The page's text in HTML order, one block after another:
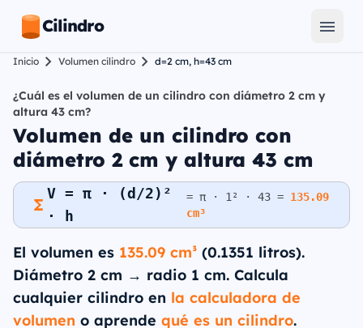
Cilindro
Inicio Volumen cilindro d=2 cm, h=43 cm
¿Cuál es el volumen de un cilindro con diámetro 2 cm y
altura 43 cm?
Volumen de un cilindro con
diámetro 2 cm y altura 43 cm
V = π · (d/2)²
· h
= π · 1² · 43 = 135.09
cm³
El volumen es 135.09 cm³ (0.1351 litros).
Diámetro 2 cm → radio 1 cm. Calcula
cualquier cilindro en la calculadora de
volumen o aprende qué es un cilindro.